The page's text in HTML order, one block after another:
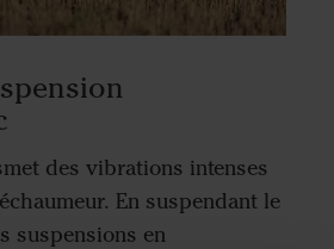
des vibrations intenses
En suspendant le
suspensions en